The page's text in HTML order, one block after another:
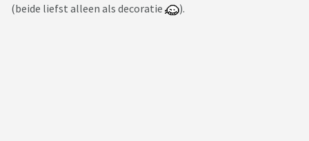
(beide liefst alleen als decoratie
).